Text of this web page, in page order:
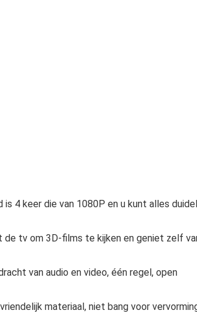
4 keer die van 1080P en u kunt alles
tv om 3D-films te kijken en geniet zelf
van audio en video, één regel, open
materiaal, niet bang voor